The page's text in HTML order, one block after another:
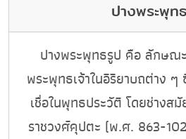
ปางพระพุท
ปางพระพุทธรูป คือ ลักษณ
พระพุทธเจ้าในอิริยาบถต่าง ๆ
เชื่อในพุทธประวัติ โดยช่างส
ราชวงศ์คุปตะ (พ.ศ. 863-